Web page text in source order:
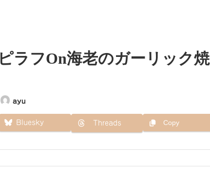
ラフOn海老のガーリック焼
ayu
Bluesky Threads Copy